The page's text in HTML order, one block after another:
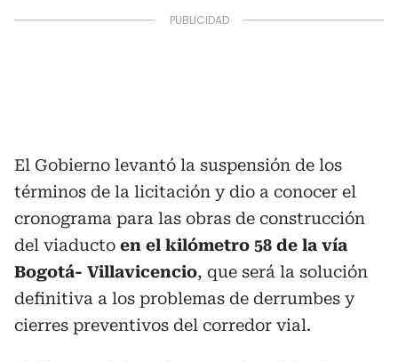
El Gobierno levantó la suspensión de los
términos de la licitación y dio a conocer el
cronograma para las obras de construcción
del viaducto en el kilómetro 58 de la vía
Bogotá- Villavicencio, que será la solución
definitiva a los problemas de derrumbes y
cierres preventivos del corredor vial.